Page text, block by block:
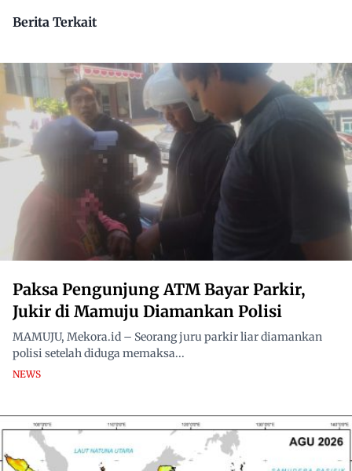
Berita Terkait
Paksa Pengunjung ATM Bayar Parkir,
Jukir di Mamuju Diamankan Polisi
MAMUJU, Mekora.id – Seorang juru parkir liar diamankan
polisi setelah diduga memaksa...
NEWS